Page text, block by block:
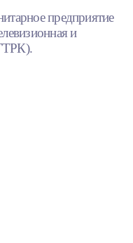
предприятие
и